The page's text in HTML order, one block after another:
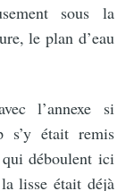
sous la
le plan d’eau
l’annexe si
s’y était remis
déboulent ici
lisse était déjà